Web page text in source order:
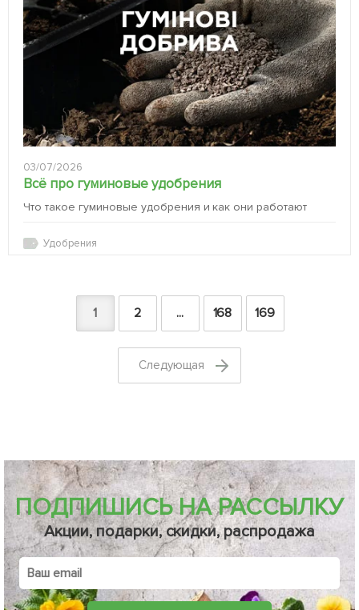
03/07/2026
Всё про гуминовые удобрения
Что такое гуминовые удобрения и как они работают
Удобрения
1 2 ... 168 169
Cледующая
ПОДПИШИСЬ НА РАССЫЛКУ
Акции, подарки, скидки, распродажа